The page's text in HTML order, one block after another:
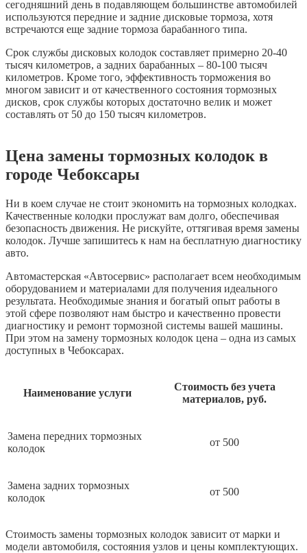
сегодняшний день в подавляющем большинстве автомобилей
используются передние и задние дисковые тормоза, хотя
встречаются еще задние тормоза барабанного типа.
Срок службы дисковых колодок составляет примерно 20-40
тысяч километров, а задних барабанных – 80-100 тысяч
километров. Кроме того, эффективность торможения во
многом зависит и от качественного состояния тормозных
дисков, срок службы которых достаточно велик и может
составлять от 50 до 150 тысяч километров.
Цена замены тормозных колодок в
городе Чебоксары
Ни в коем случае не стоит экономить на тормозных колодках.
Качественные колодки прослужат вам долго, обеспечивая
безопасность движения. Не рискуйте, оттягивая время замены
колодок. Лучше запишитесь к нам на бесплатную диагностику
авто.
Автомастерская «Автосервис» располагает всем необходимым
оборудованием и материалами для получения идеального
результата. Необходимые знания и богатый опыт работы в
этой сфере позволяют нам быстро и качественно провести
диагностику и ремонт тормозной системы вашей машины.
При этом на замену тормозных колодок цена – одна из самых
доступных в Чебоксарах.
Наименование услуги
Стоимость без учета
материалов, руб.
Замена передних тормозных
колодок
от 500
Замена задних тормозных
колодок
от 500
Стоимость замены тормозных колодок зависит от марки и
модели автомобиля, состояния узлов и цены комплектующих.